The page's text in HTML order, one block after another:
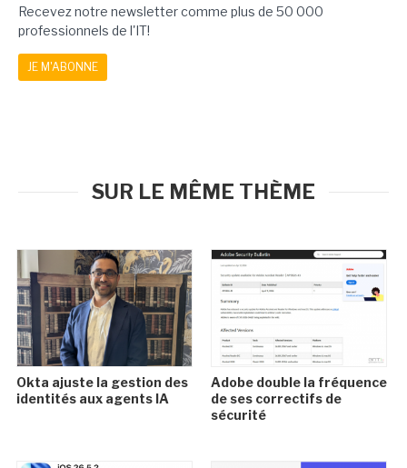
Recevez notre newsletter comme plus de 50 000
professionnels de l'IT!
JE M'ABONNE
SUR LE MÊME THÈME
Okta ajuste la gestion des
identités aux agents IA
Adobe double la fréquence
de ses correctifs de
sécurité